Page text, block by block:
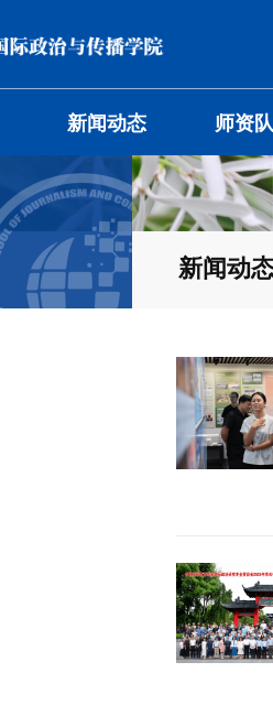
新闻动态 师资
新闻动